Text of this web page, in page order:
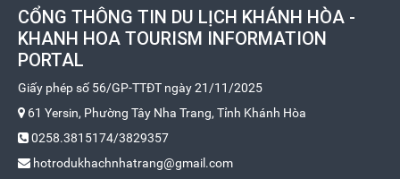
CỔNG THÔNG TIN DU LỊCH KHÁNH HÒA -
KHANH HOA TOURISM INFORMATION
PORTAL
Giấy phép số 56/GP-TTĐT ngày 21/11/2025
61 Yersin, Phường Tây Nha Trang, Tỉnh Khánh Hòa
0258.3815174/3829357
hotrodukhachnhatrang@gmail.com